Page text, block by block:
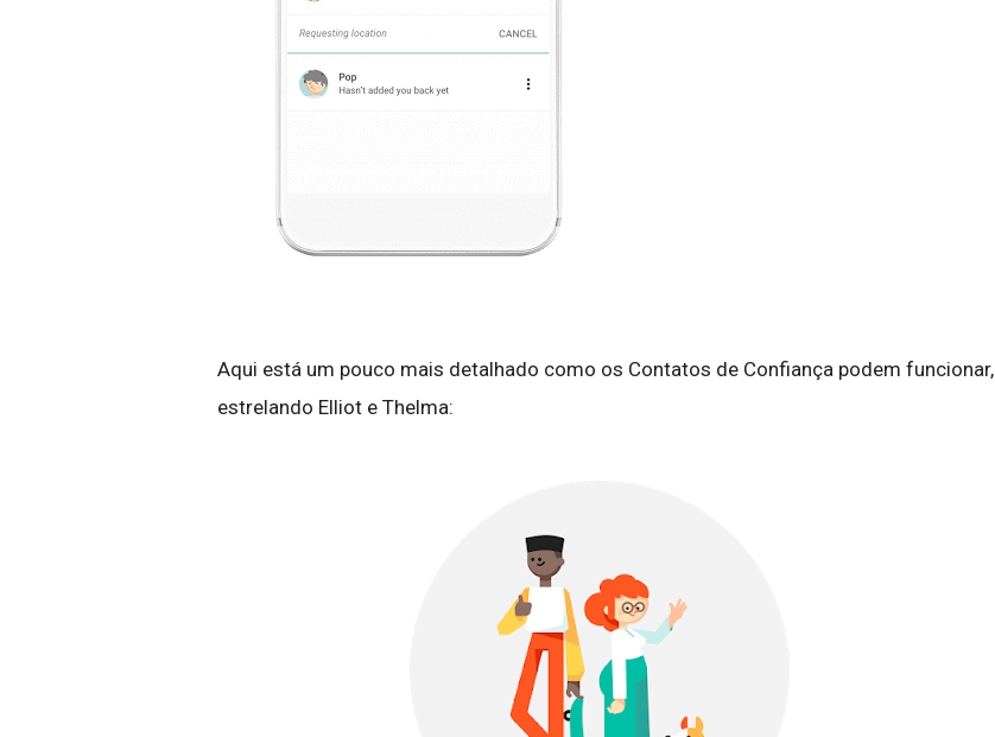
Aqui está um pouco mais detalhado como os Contatos de Confiança podem funcionar,
estrelando Elliot e Thelma: